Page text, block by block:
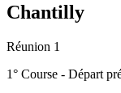
Chantilly
Réunion 1
1° Course - Départ